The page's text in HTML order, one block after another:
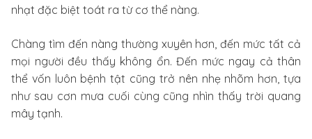
nhạt đặc biệt toát ra từ cơ thể nàng.
Chàng tìm đến nàng thường xuyên hơn, đến mức tất cả
mọi người đều thấy không ổn. Đến mức ngay cả thân
thể vốn luôn bệnh tật cũng trở nên nhẹ nhõm hơn, tựa
như sau cơn mưa cuối cùng cũng nhìn thấy trời quang
mây tạnh.